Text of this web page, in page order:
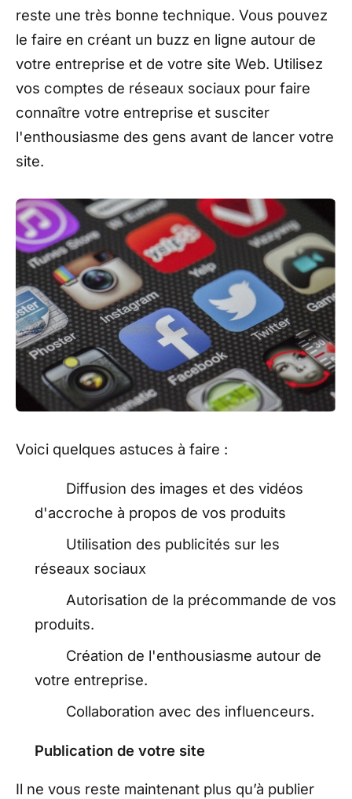
reste une très bonne technique. Vous pouvez
le faire en créant un buzz en ligne autour de
votre entreprise et de votre site Web. Utilisez
vos comptes de réseaux sociaux pour faire
connaître votre entreprise et susciter
l'enthousiasme des gens avant de lancer votre
site.
Voici quelques astuces à faire :
Diffusion des images et des vidéos
d'accroche à propos de vos produits
Utilisation des publicités sur les
réseaux sociaux
Autorisation de la précommande de vos
produits.
Création de l'enthousiasme autour de
votre entreprise.
Collaboration avec des influenceurs.
Publication de votre site
Il ne vous reste maintenant plus qu’à publier